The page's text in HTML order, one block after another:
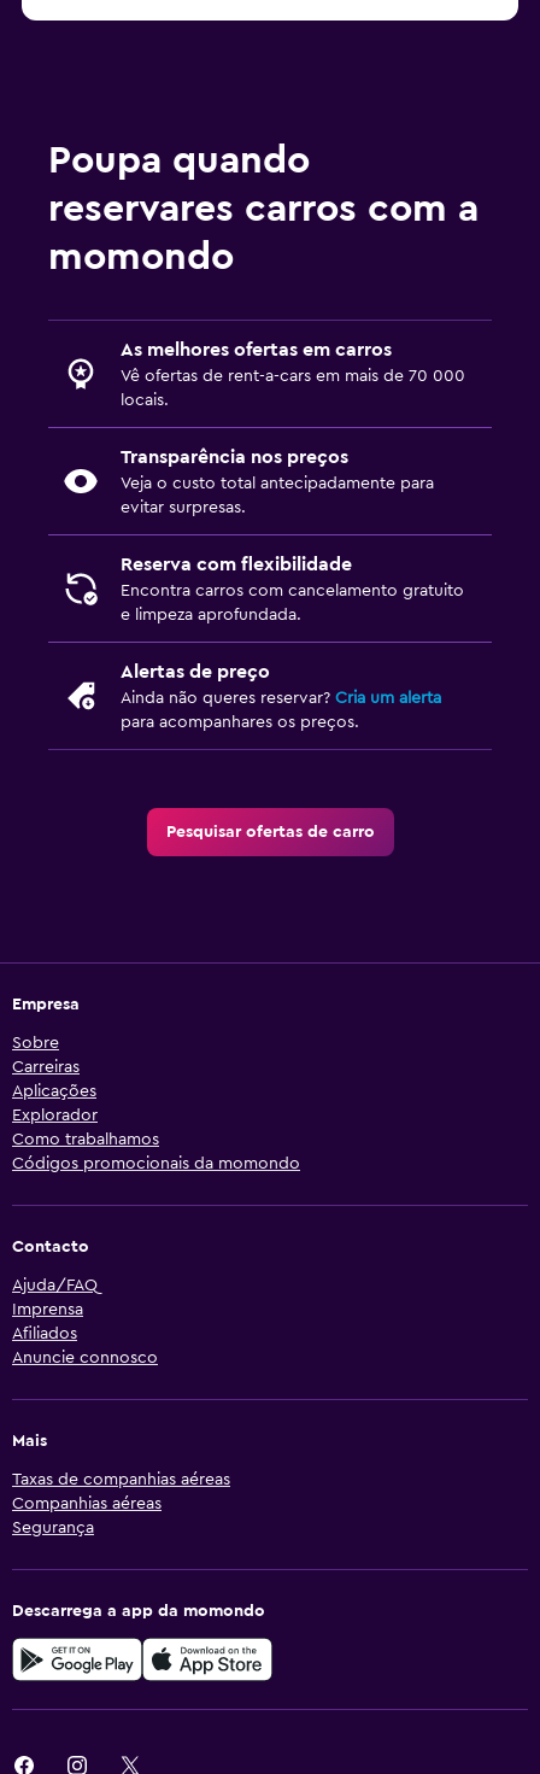
Poupa quando
reservares carros com a
momondo
As melhores ofertas em carros
Vê ofertas de rent-a-cars em mais de 70 000
locais.
Transparência nos preços
Veja o custo total antecipadamente para
evitar surpresas.
Reserva com flexibilidade
Encontra carros com cancelamento gratuito
e limpeza aprofundada.
Alertas de preço
Ainda não queres reservar? Cria um alerta
para acompanhares os preços.
Pesquisar ofertas de carro
Empresa
Sobre
Carreiras
Aplicações
Explorador
Como trabalhamos
Códigos promocionais da momondo
Contacto
Ajuda/FAQ
Imprensa
Afiliados
Anuncie connosco
Mais
Taxas de companhias aéreas
Companhias aéreas
Segurança
Descarrega a app da momondo